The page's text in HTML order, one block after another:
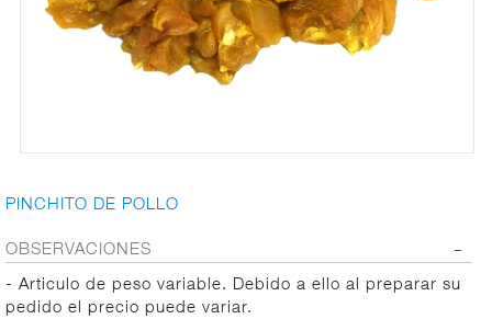
CONGELADOS
CHARCUTERÍA
AL
PINCHITO DE POLLO
OBSERVACIONES
- Articulo de peso variable. Debido a ello al preparar su
pedido el precio puede variar.